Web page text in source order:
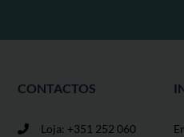
CONTACTOS
Loja: +351 252 060